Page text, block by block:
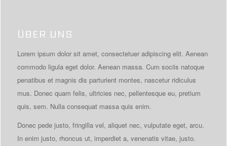
ÜBER UNS
Lorem ipsum dolor sit amet, consectetuer adipiscing elit. Aenean
commodo ligula eget dolor. Aenean massa. Cum sociis natoque
penatibus et magnis dis parturient montes, nascetur ridiculus
mus. Donec quam felis, ultricies nec, pellentesque eu, pretium
quis, sem. Nulla consequat massa quis enim.
Donec pede justo, fringilla vel, aliquet nec, vulputate eget, arcu.
In enim justo, rhoncus ut, imperdiet a, venenatis vitae, justo.